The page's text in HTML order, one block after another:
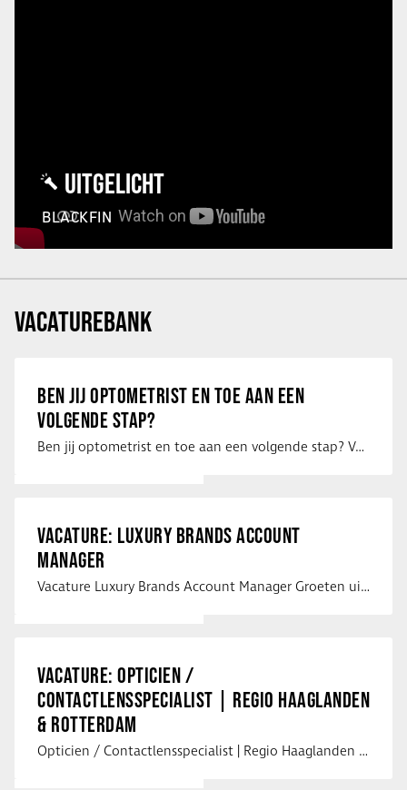
UITGELICHT
BLACKFIN
VACATUREBANK
BEN JIJ OPTOMETRIST EN TOE AAN EEN
VOLGENDE STAP?
Ben jij optometrist en toe aan een volgende stap? Voor een optiekketen is Eye …
VACATURE: LUXURY BRANDS ACCOUNT
MANAGER
Vacature Luxury Brands Account Manager Groeten uit Spanje! Vanaf mijn …
VACATURE: OPTICIEN /
CONTACTLENSSPECIALIST | REGIO HAAGLANDEN
& ROTTERDAM
Opticien / Contactlensspecialist | Regio Haaglanden & Rotterdam Saludos uit …